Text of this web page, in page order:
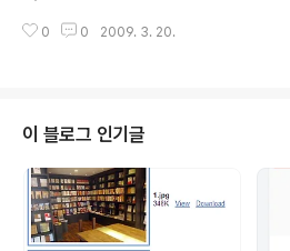
다. 아침을 먹지 못하고 출근 한 직장인들이 아침을
0 0 2009. 3. 20.
이 블로그 인기글